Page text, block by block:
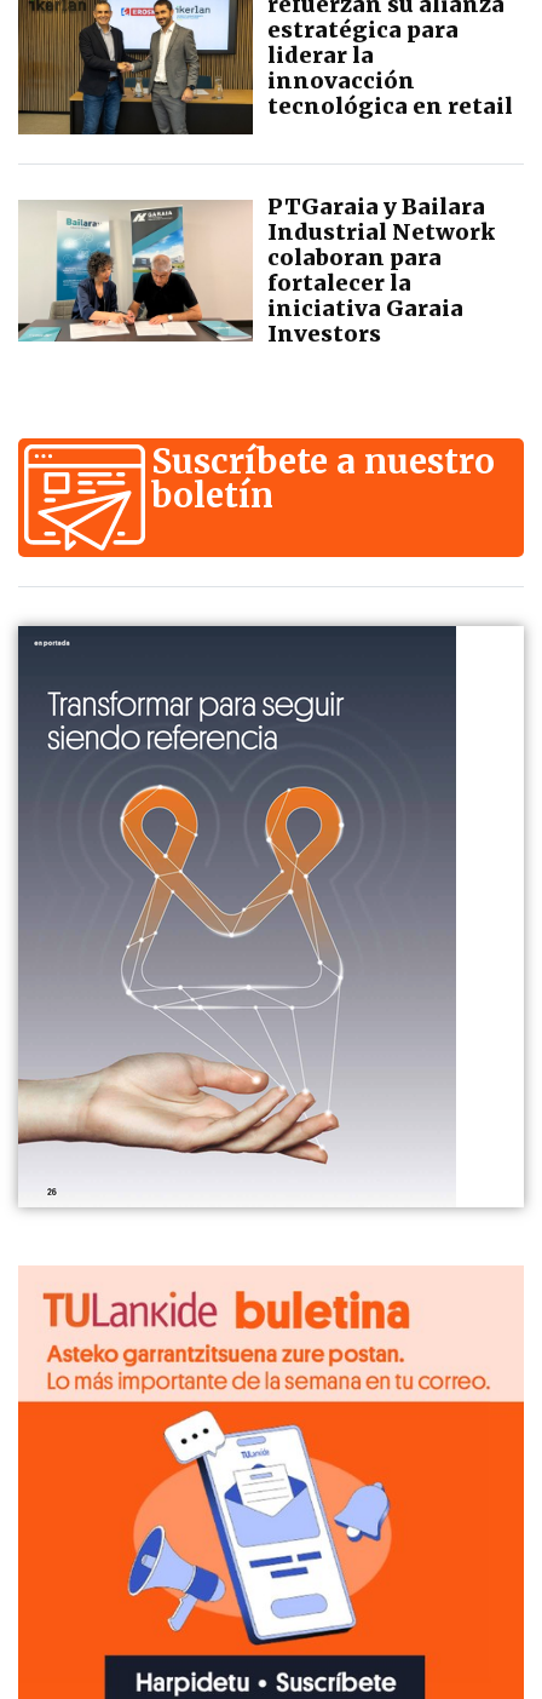
estratégica para
liderar la
innovacción
tecnológica en retail
PTGaraia y Bailara
Industrial Network
colaboran para
fortalecer la
iniciativa Garaia
Investors
Suscríbete a nuestro
boletín